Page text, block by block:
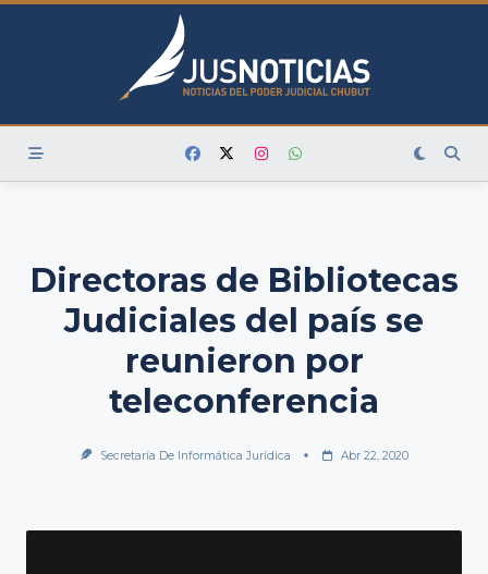
Skip
Directoras de Bibliotecas
Judiciales del país se
reunieron por
teleconferencia
Secretaría De Informática Jurídica Abr 22, 2020